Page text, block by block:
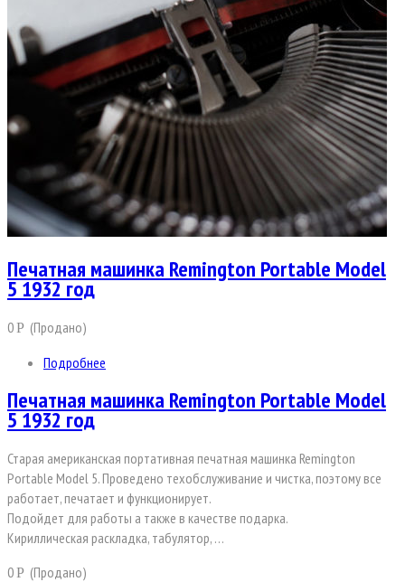
Печатная машинка Remington Portable Model
5 1932 год
0Р (Продано)
Подробнее
Печатная машинка Remington Portable Model
5 1932 год
Старая американская портативная печатная машинка Remington
Portable Model 5. Проведено техобслуживание и чистка, поэтому все
работает, печатает и функционирует.
Подойдет для работы а также в качестве подарка.
Кириллическая раскладка, табулятор, …
0Р (Продано)